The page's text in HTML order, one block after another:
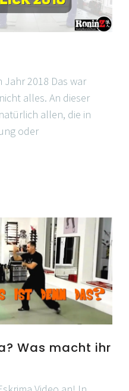
Jahr 2018 Das war
alles. An dieser
allen, die in
oder
Was macht ihr